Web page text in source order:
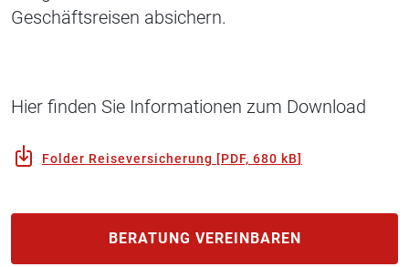
Geschäftsreisen absichern.
Hier finden Sie Informationen zum Download
Folder Reiseversicherung [PDF, 680 kB]
BERATUNG VEREINBAREN